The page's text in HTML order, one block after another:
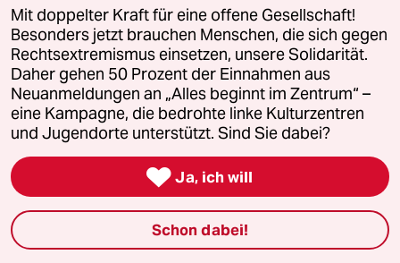
team zukunft
taz frisch
taz zahl ich
taz lab Infobrief
Veranstaltungen
Mit doppelter Kraft für eine offene Gesellschaft!
Besonders jetzt brauchen Menschen, die sich gegen
Rechtsextremismus einsetzen, unsere Solidarität.
Daher gehen 50 Prozent der Einnahmen aus
Neuanmeldungen an „Alles beginnt im Zentrum“ –
eine Kampagne, die bedrohte linke Kulturzentren
und Jugendorte unterstützt. Sind Sie dabei?
 Ja, ich will
Schon dabei!